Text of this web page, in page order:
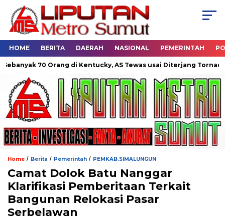
HOME BERITA DAERAH NASIONAL PEMERINTAH
70 Orang di Kentucky, AS Tewas usai Diterjang Tornado Dahsyat
Home / Berita / Pemerintah / PEMKAB.SIMALUNGUN
Camat Dolok Batu Nanggar
Klarifikasi Pemberitaan Terkait
Bangunan Relokasi Pasar
Serbelawan